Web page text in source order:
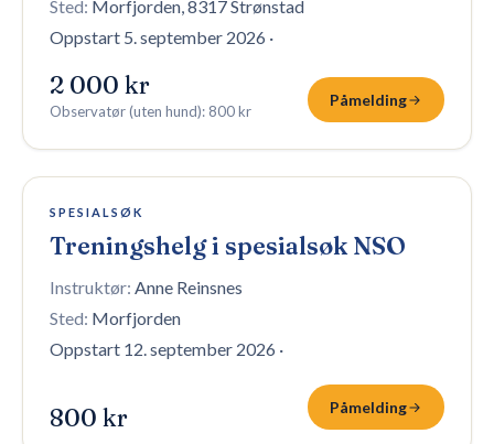
Sted: Morfjorden, 8317 Strønstad
Oppstart 5. september 2026 ·
2 000 kr
Observatør (uten hund): 800 kr
Påmelding
10 plasser igjen
SPESIALSØK
Treningshelg i spesialsøk NSO
Instruktør: Anne Reinsnes
Sted: Morfjorden
Oppstart 12. september 2026 ·
800 kr Påmelding